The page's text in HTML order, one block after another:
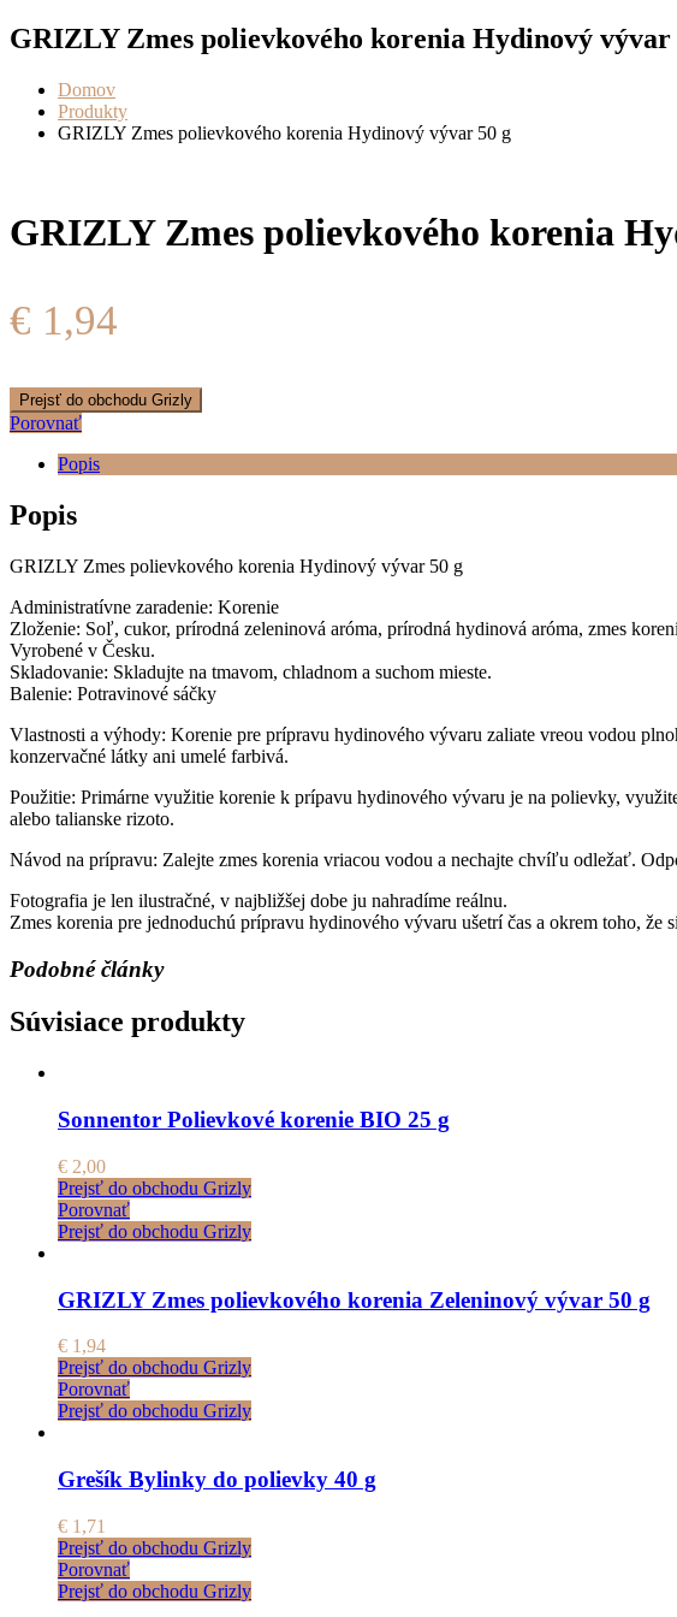
GRIZLY Zmes polievkového korenia Hydinový vývar
Domov
Produkty
GRIZLY Zmes polievkového korenia Hydinový vývar 50 g
GRIZLY Zmes polievkového korenia
€ 1,94
Prejsť do obchodu Grizly
Porovnať
Popis
Popis
GRIZLY Zmes polievkového korenia Hydinový vývar 50 g
Administratívne zaradenie: Korenie
Zloženie: Soľ, cukor, prírodná zeleninová aróma, prírodná hydinová aróma, zmes
Vyrobené v Česku.
Skladovanie: Skladujte na tmavom, chladnom a suchom mieste.
Balenie: Potravinové sáčky
Vlastnosti a výhody: Korenie pre prípravu hydinového vývaru zaliate vreou vodou
konzervačné látky ani umelé farbivá.
Použitie: Primárne využitie korenie k prípavu hydinového vývaru je na polievky,
alebo talianske rizoto.
Návod na prípravu: Zalejte zmes korenia vriacou vodou a nechajte chvíľu odležať.
Fotografia je len ilustračné, v najbližšej dobe ju nahradíme reálnu.
Zmes korenia pre jednoduchú prípravu hydinového vývaru ušetrí čas a okrem toho,
Podobné články
Súvisiace produkty
Sonnentor Polievkové korenie BIO 25 g
€ 2,00
Prejsť do obchodu Grizly
Porovnať
Prejsť do obchodu Grizly
GRIZLY Zmes polievkového korenia Zeleninový vývar 50 g
€ 1,94
Prejsť do obchodu Grizly
Porovnať
Prejsť do obchodu Grizly
Grešík Bylinky do polievky 40 g
€ 1,71
Prejsť do obchodu Grizly
Porovnať
Prejsť do obchodu Grizly